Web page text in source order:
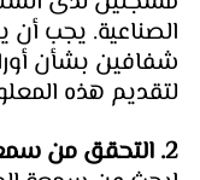
الصناعية. يجب أن
شفافين بشأن
لتقديم هذه
2. التحقق من سمعتهم: